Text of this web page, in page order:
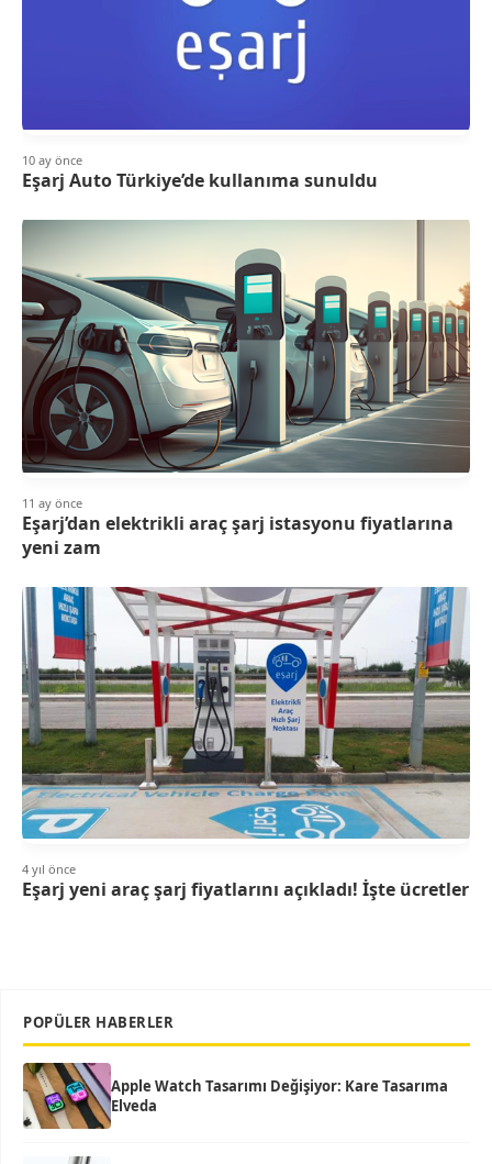
10 ay önce
Eşarj Auto Türkiye’de kullanıma sunuldu
11 ay önce
Eşarj’dan elektrikli araç şarj istasyonu fiyatlarına
yeni zam
4 yıl önce
Eşarj yeni araç şarj fiyatlarını açıkladı! İşte ücretler
POPÜLER HABERLER
Apple Watch Tasarımı Değişiyor: Kare Tasarıma
Elveda